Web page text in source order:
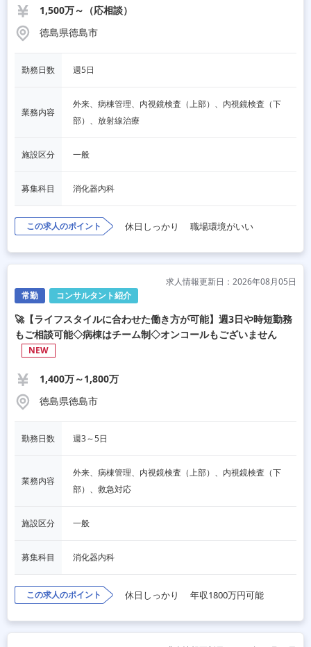
1,500万～（応相談）
徳島県徳島市
勤務日数 週5日
業務内容
外来、病棟管理、内視鏡検査（上部）、内視鏡検査（下
部）、放射線治療
施設区分 一般
募集科目 消化器内科
この求人のポイント 休日しっかり 職場環境がいい
常勤 コンサルタント紹介
求人情報更新日：2026年08月05日
🚀【ライフスタイルに合わせた働き方が可能】週3日や時短勤務
もご相談可能◇病棟はチーム制◇オンコールもございません
NEW
1,400万～1,800万
徳島県徳島市
勤務日数 週3～5日
業務内容
外来、病棟管理、内視鏡検査（上部）、内視鏡検査（下
部）、救急対応
施設区分 一般
募集科目 消化器内科
この求人のポイント 休日しっかり 年収1800万円可能